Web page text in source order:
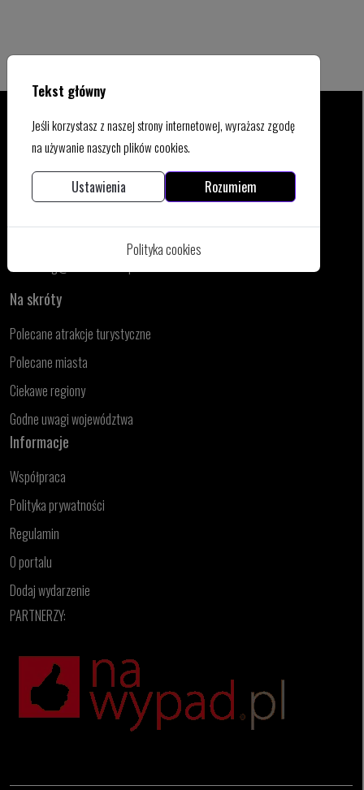
Kontakt
WSPÓŁPRACA I REKLAMA:
marketing@niesamowitapolska.eu
Na skróty
Polecane atrakcje turystyczne
Polecane miasta
Ciekawe regiony
Godne uwagi województwa
Informacje
Współpraca
Polityka prywatności
Regulamin
O portalu
Dodaj wydarzenie
PARTNERZY:
Tekst główny
Jeśli korzystasz z naszej strony internetowej, wyrażasz zgodę
na używanie naszych plików cookies.
Ustawienia Rozumiem
Polityka cookies